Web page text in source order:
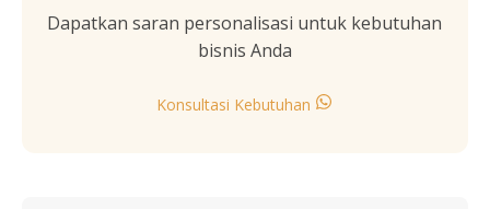
Dapatkan saran personalisasi untuk kebutuhan
bisnis Anda
Konsultasi Kebutuhan